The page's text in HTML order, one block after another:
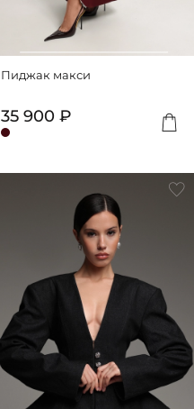
Пиджак макси
35 900 ₽